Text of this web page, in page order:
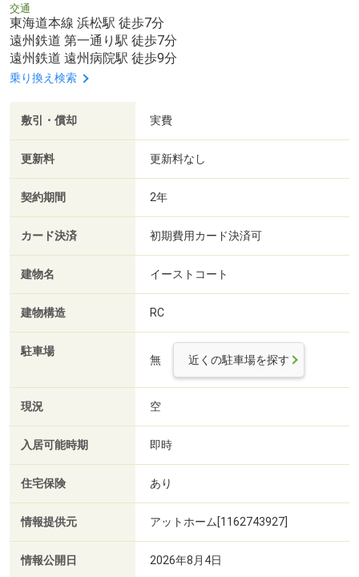
交通
東海道本線 浜松駅 徒歩7分
遠州鉄道 第一通り駅 徒歩7分
遠州鉄道 遠州病院駅 徒歩9分
乗り換え検索
敷引・償却 実費
更新料 更新料なし
契約期間 2年
カード決済 初期費用カード決済可
建物名 イーストコート
建物構造 RC
駐車場
無 近くの駐車場を探す
現況 空
入居可能時期 即時
住宅保険 あり
情報提供元 アットホーム[1162743927]
情報公開日 2026年8月4日